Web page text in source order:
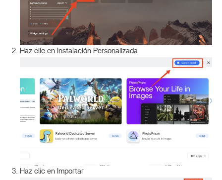
Haz clic en Instalación Personalizada
Haz clic en Importar